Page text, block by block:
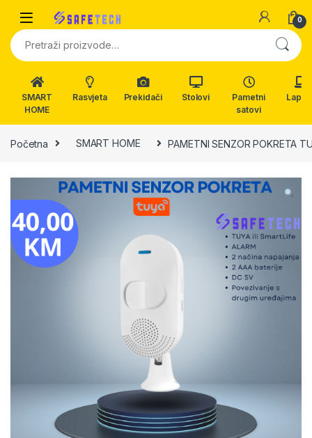
0
Pretraži:
SMART
HOME
Rasvjeta Prekidači Stolovi
Pametni
satovi
Početna SMART HOME PAMETNI SENZOR POKRETA